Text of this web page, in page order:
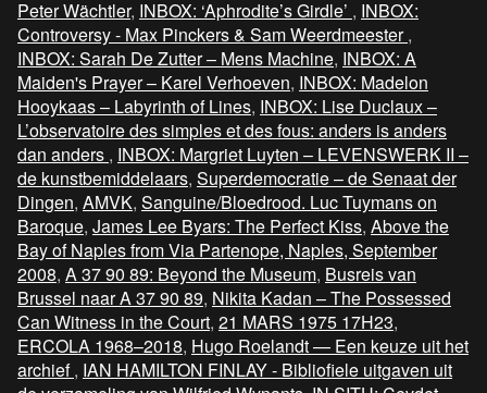
Peter Wächtler, INBOX: ‘Aphrodite’s Girdle’ , INBOX:
Controversy - Max Pinckers & Sam Weerdmeester,
INBOX: Sarah De Zutter – Mens Machine, INBOX: A
Maiden's Prayer – Karel Verhoeven, INBOX: Madelon
Hooykaas – Labyrinth of Lines, INBOX: Lise Duclaux –
L’observatoire des simples et des fous: anders is anders
dan anders , INBOX: Margriet Luyten – LEVENSWERK II –
de kunstbemiddelaars, Superdemocratie – de Senaat der
Dingen, AMVK, Sanguine/Bloedrood. Luc Tuymans on
Baroque, James Lee Byars: The Perfect Kiss, Above the
Bay of Naples from Via Partenope, Naples, September
2008, A 37 90 89: Beyond the Museum, Busreis van
Brussel naar A 37 90 89, Nikita Kadan – The Possessed
Can Witness in the Court, 21 MARS 1975 17H23,
ERCOLA 1968–2018, Hugo Roelandt — Een keuze uit het
archief, IAN HAMILTON FINLAY - Bibliofiele uitgaven uit